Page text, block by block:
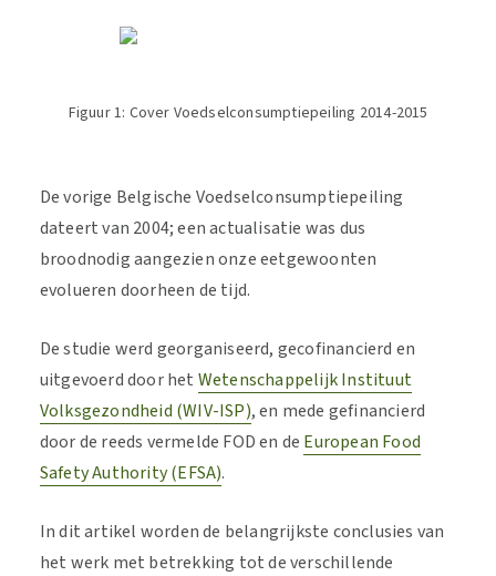
Figuur 1: Cover Voedselconsumptiepeiling 2014-2015
De vorige Belgische Voedselconsumptiepeiling
dateert van 2004; een actualisatie was dus
broodnodig aangezien onze eetgewoonten
evolueren doorheen de tijd.
De studie werd georganiseerd, gecofinancierd en
uitgevoerd door het Wetenschappelijk Instituut
Volksgezondheid (WIV-ISP), en mede gefinancierd
door de reeds vermelde FOD en de European Food
Safety Authority (EFSA).
In dit artikel worden de belangrijkste conclusies van
het werk met betrekking tot de verschillende